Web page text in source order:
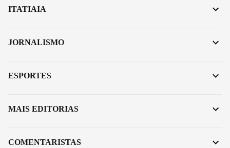
ITATIAIA
JORNALISMO
ESPORTES
MAIS EDITORIAS
COMENTARISTAS